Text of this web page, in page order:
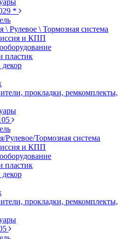
*
\ Рулевое \ Тормозная система
и КПП
пластик
прокладки, ремкомплекты,
Рулевое/Тормозная система
и КПП
пластик
прокладки, ремкомплекты,